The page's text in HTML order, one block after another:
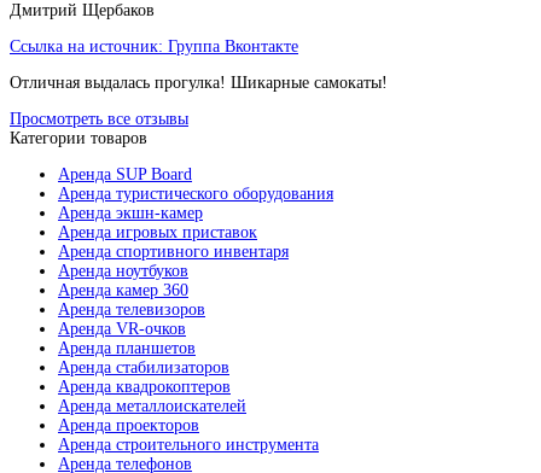
Дмитрий Щербаков
Ссылка на источник: Группа Вконтакте
Отличная выдалась прогулка! Шикарные самокаты!
Просмотреть все отзывы
Категории товаров
Аренда SUP Board
Аренда туристического оборудования
Аренда экшн-камер
Аренда игровых приставок
Аренда спортивного инвентаря
Аренда ноутбуков
Аренда камер 360
Аренда телевизоров
Аренда VR-очков
Аренда планшетов
Аренда стабилизаторов
Аренда квадрокоптеров
Аренда металлоискателей
Аренда проекторов
Аренда строительного инструмента
Аренда телефонов